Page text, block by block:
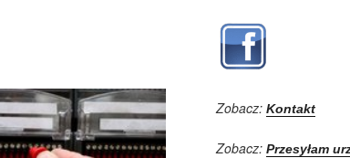
Zobacz: Kontakt
Zobacz: Przesyłam